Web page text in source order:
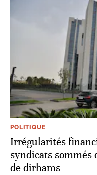
POLITIQUE
Irrégularités
syndicats
de dirhams